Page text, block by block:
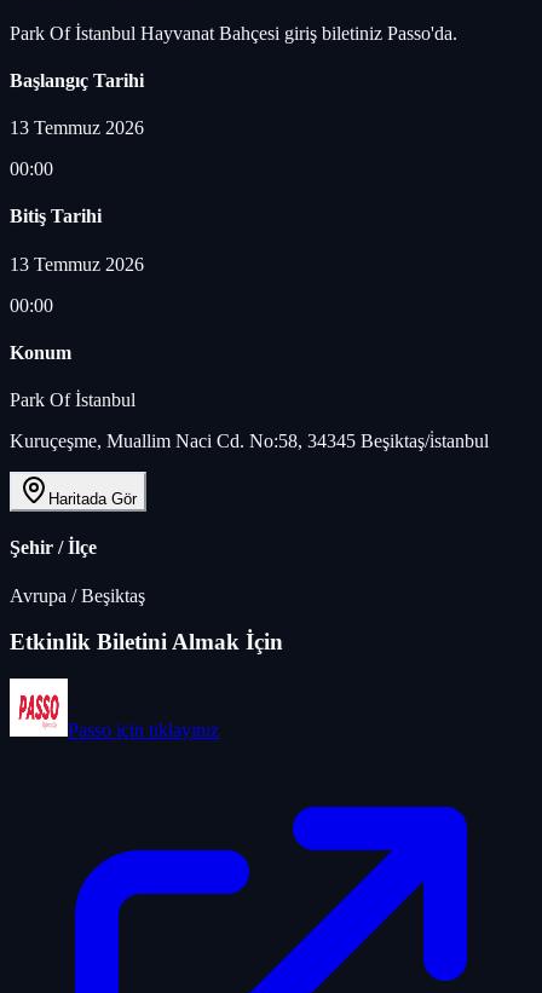
Park Of İstanbul Hayvanat Bahçesi giriş biletiniz Passo'da.
Başlangıç Tarihi
13 Temmuz 2026
00:00
Bitiş Tarihi
13 Temmuz 2026
00:00
Konum
Park Of İstanbul
Kuruçeşme, Muallim Naci Cd. No:58, 34345 Beşiktaş/i̇stanbul
Haritada Gör
Şehir / İlçe
Avrupa /Beşiktaş
Etkinlik Biletini Almak İçin
Passo için tıklayınız